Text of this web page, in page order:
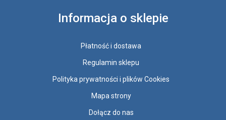
Informacja o sklepie
Płatność i dostawa
Regulamin sklepu
Polityka prywatności i plików Cookies
Mapa strony
Dołącz do nas